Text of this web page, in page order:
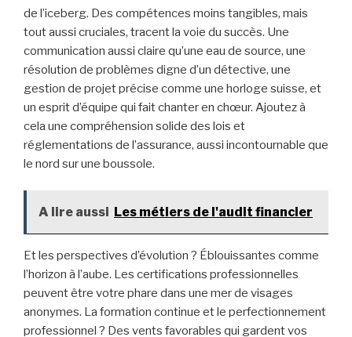
les conseillers, travaillant en symbiose avec les clients
pour les aider à trouver la meilleure armure d’assurance
pour leurs besoins.
Le Gestionnaire de risques : Ils sont comme des
éclaireurs, identifiant et gérant les risques financiers pour
les entreprises.
Pour vous engouffrer dans ce tourbillon aventureux
actuaires, ces soldats du chiffre, leur arsenal
mathématique est aussi aiguisé que l’épée d’un
samouraï. Les souscripteurs d’assurance, ces gardiens
des risques, sont eux armés d’un parchemin – un diplôme
en assurance ou équivalent.
Mais laissez-moi vous dévoiler une vérité inébranlable :